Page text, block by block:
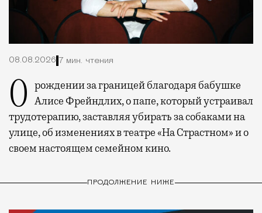
08.08.2026 7 мин. чтения
О рождении за границей благодаря бабушке Алисе Фрейндлих, о папе, который устраивал
трудотерапию, заставляя убирать за собаками на
улице, об изменениях в театре «На Страстном» и о
своем настоящем семейном кино.
ПРОДОЛЖЕНИЕ НИЖЕ